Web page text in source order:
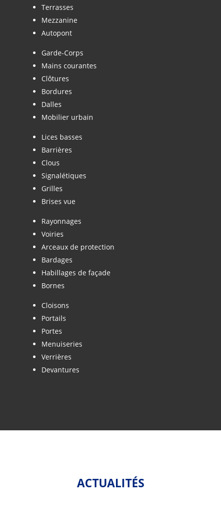
Terrasses
Mezzanine
Autopont
Garde-Corps
Mains courantes
Clôtures
Bordures
Dalles
Mobilier urbain
Lices basses
Barrières
Clous
Signalétiques
Grilles
Brises vue
Rayonnages
Voiries
Arceaux de protection
Bardages
Habillages de façade
Bornes
Cloisons
Portails
Portes
Menuiseries
Verrières
Devantures
ACTUALITÉS